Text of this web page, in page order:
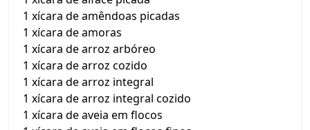
1 xícara de amêndoas picadas
1 xícara de amoras
1 xícara de arroz arbóreo
1 xícara de arroz cozido
1 xícara de arroz integral
1 xícara de arroz integral cozido
1 xícara de aveia em flocos